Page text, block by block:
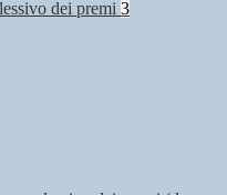
dei premi 3